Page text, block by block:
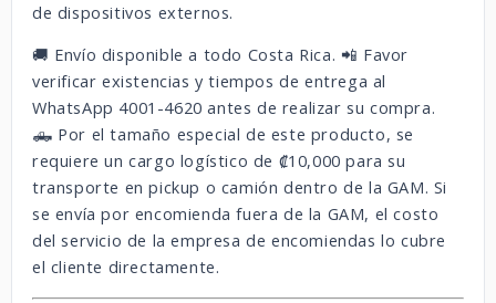
de dispositivos externos.
🚚 Envío disponible a todo Costa Rica. 📲 Favor
verificar existencias y tiempos de entrega al
WhatsApp 4001-4620 antes de realizar su compra.
🛻 Por el tamaño especial de este producto, se
requiere un cargo logístico de ₡10,000 para su
transporte en pickup o camión dentro de la GAM. Si
se envía por encomienda fuera de la GAM, el costo
del servicio de la empresa de encomiendas lo cubre
el cliente directamente.